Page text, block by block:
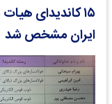
۱۵ کاندیدای
ایران مشخص شد